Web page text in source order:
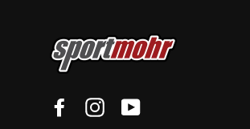
FacebookInstagramYouTube